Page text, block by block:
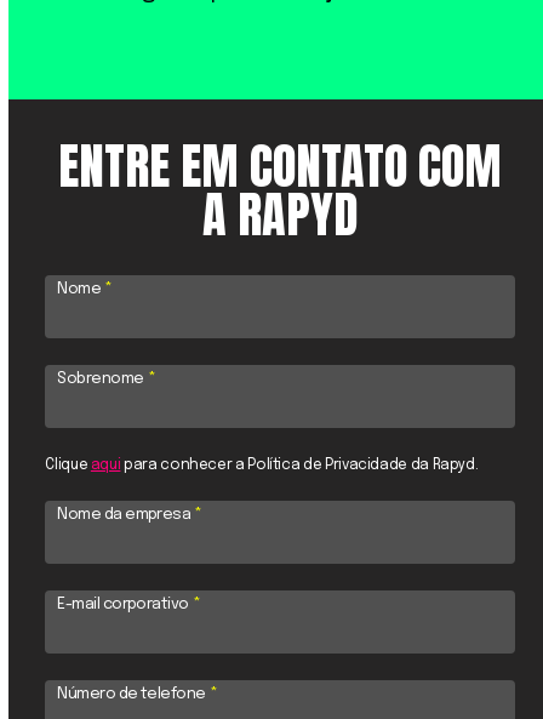
ENTRE EM CONTATO COM
A RAPYD
Nome *
Sobrenome *
Clique aqui para conhecer a Política de Privacidade da Rapyd.
Nome da empresa *
E-mail corporativo *
Número de telefone *